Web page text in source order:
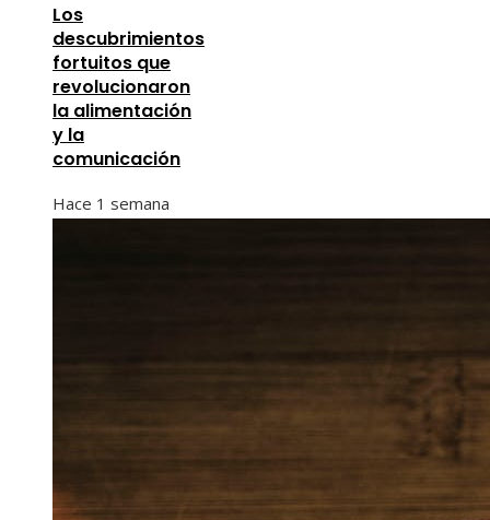
Los
descubrimientos
fortuitos que
revolucionaron
la alimentación
y la
comunicación
Hace 1 semana